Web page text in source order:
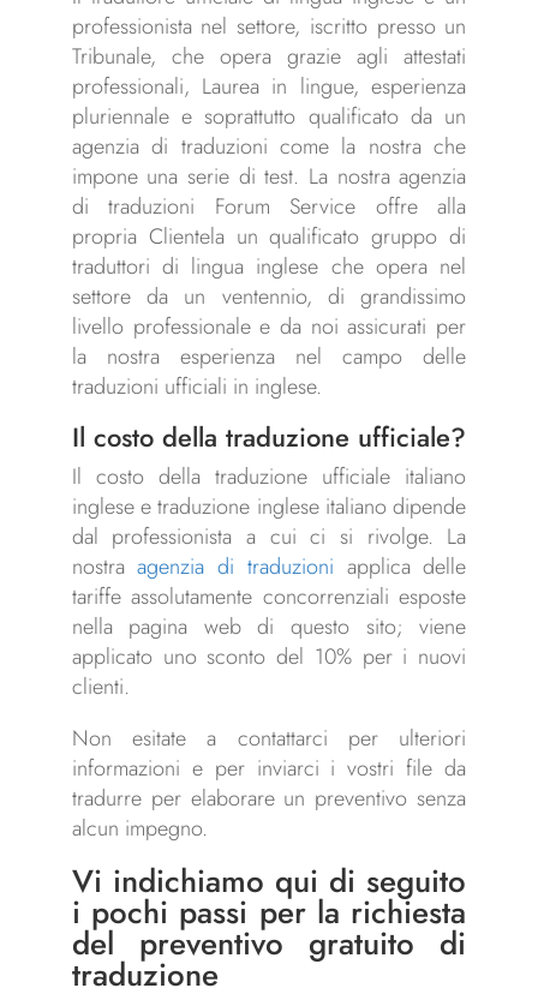
professionista nel settore, iscritto presso un
Tribunale, che opera grazie agli attestati
professionali, Laurea in lingue, esperienza
pluriennale e soprattutto qualificato da un
agenzia di traduzioni come la nostra che
impone una serie di test. La nostra agenzia
di traduzioni Forum Service offre alla
propria Clientela un qualificato gruppo di
traduttori di lingua inglese che opera nel
settore da un ventennio, di grandissimo
livello professionale e da noi assicurati per
la nostra esperienza nel campo delle
traduzioni ufficiali in inglese.
Il costodella traduzione ufficiale?
Il costo della traduzione ufficiale italiano
inglese e traduzione inglese italiano dipende
dal professionista a cui ci si rivolge. La
nostraagenzia di traduzioni applica delle
tariffe assolutamente concorrenziali esposte
nella pagina web di questo sito; viene
applicato uno sconto del 10% per i nuovi
clienti.
Non esitate a contattarci per ulteriori
informazioni e per inviarci i vostri file da
tradurre per elaborare un preventivo senza
alcun impegno.
Vi indichiamo qui di seguito
i pochi passi per la richiesta
del preventivo gratuito di
traduzione